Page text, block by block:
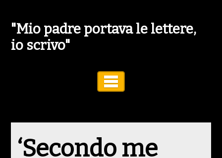
"Mio padre portava le lettere,
io scrivo"
‘Secondo me